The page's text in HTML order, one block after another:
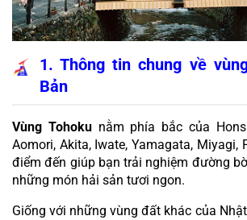
1. Thông tin chung về
Bản
Vùng Tohoku nằm phía bắc của
Aomori, Akita, Iwate, Yamagata, Miyagi,
điểm đến giúp bạn trải nghiệm đường
những món hải sản tươi ngon.
Giống với những vùng đất khác của